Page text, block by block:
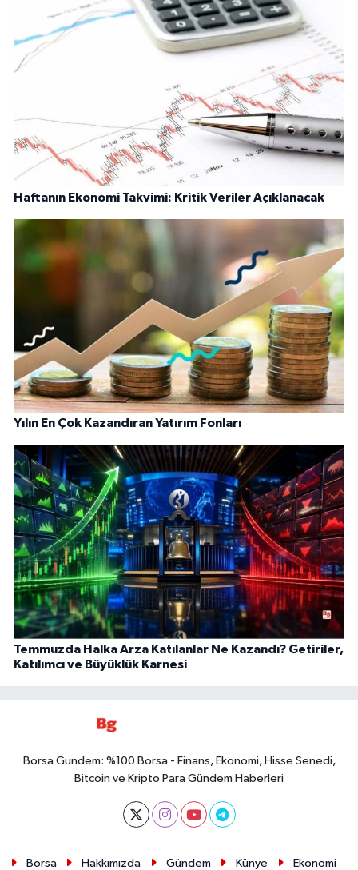
Haftanın Ekonomi Takvimi: Kritik Veriler Açıklanacak
Yılın En Çok Kazandıran Yatırım Fonları
Temmuzda Halka Arza Katılanlar Ne Kazandı? Getiriler,
Katılımcı ve Büyüklük Karnesi
Borsa Gundem: %100 Borsa - Finans, Ekonomi, Hisse Senedi,
Bitcoin ve Kripto Para Gündem Haberleri
Borsa Hakkımızda Gündem Künye Ekonomi